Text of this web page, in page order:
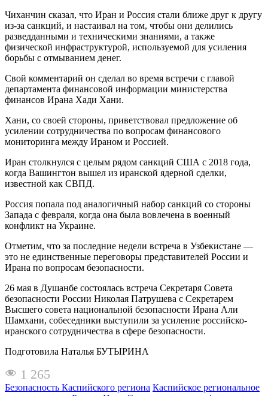
Чиханчин сказал, что Иран и Россия стали ближе друг к другу
из-за санкций, и настаивал на том, чтобы они делились
разведданными и техническими знаниями, а также
физической инфраструктурой, используемой для усиления
борьбы с отмыванием денег.
Свой комментарий он сделал во время встречи с главой
департамента финансовой информации министерства
финансов Ирана Хади Хани.
Хани, со своей стороны, приветствовал предложение об
усилении сотрудничества по вопросам финансового
мониторинга между Ираном и Россией.
Иран столкнулся с целым рядом санкций США с 2018 года,
когда Вашингтон вышел из иранской ядерной сделки,
известной как СВПД.
Россия попала под аналогичный набор санкций со стороны
Запада с февраля, когда она была вовлечена в военный
конфликт на Украине.
Отметим, что за последние недели встреча в Узбекистане —
это не единственные переговоры представителей России и
Ирана по вопросам безопасности.
26 мая в Душанбе состоялась встреча Секретаря Совета
безопасности России Николая Патрушева с Секретарем
Высшего совета национальной безопасности Ирана Али
Шамхани, собеседники выступили за усиление российско-
иранского сотрудничества в сфере безопасности.
Подготовила Наталья БУТЫРИНА
1 265
Безопасность Каспийского региона Каспийское региональное